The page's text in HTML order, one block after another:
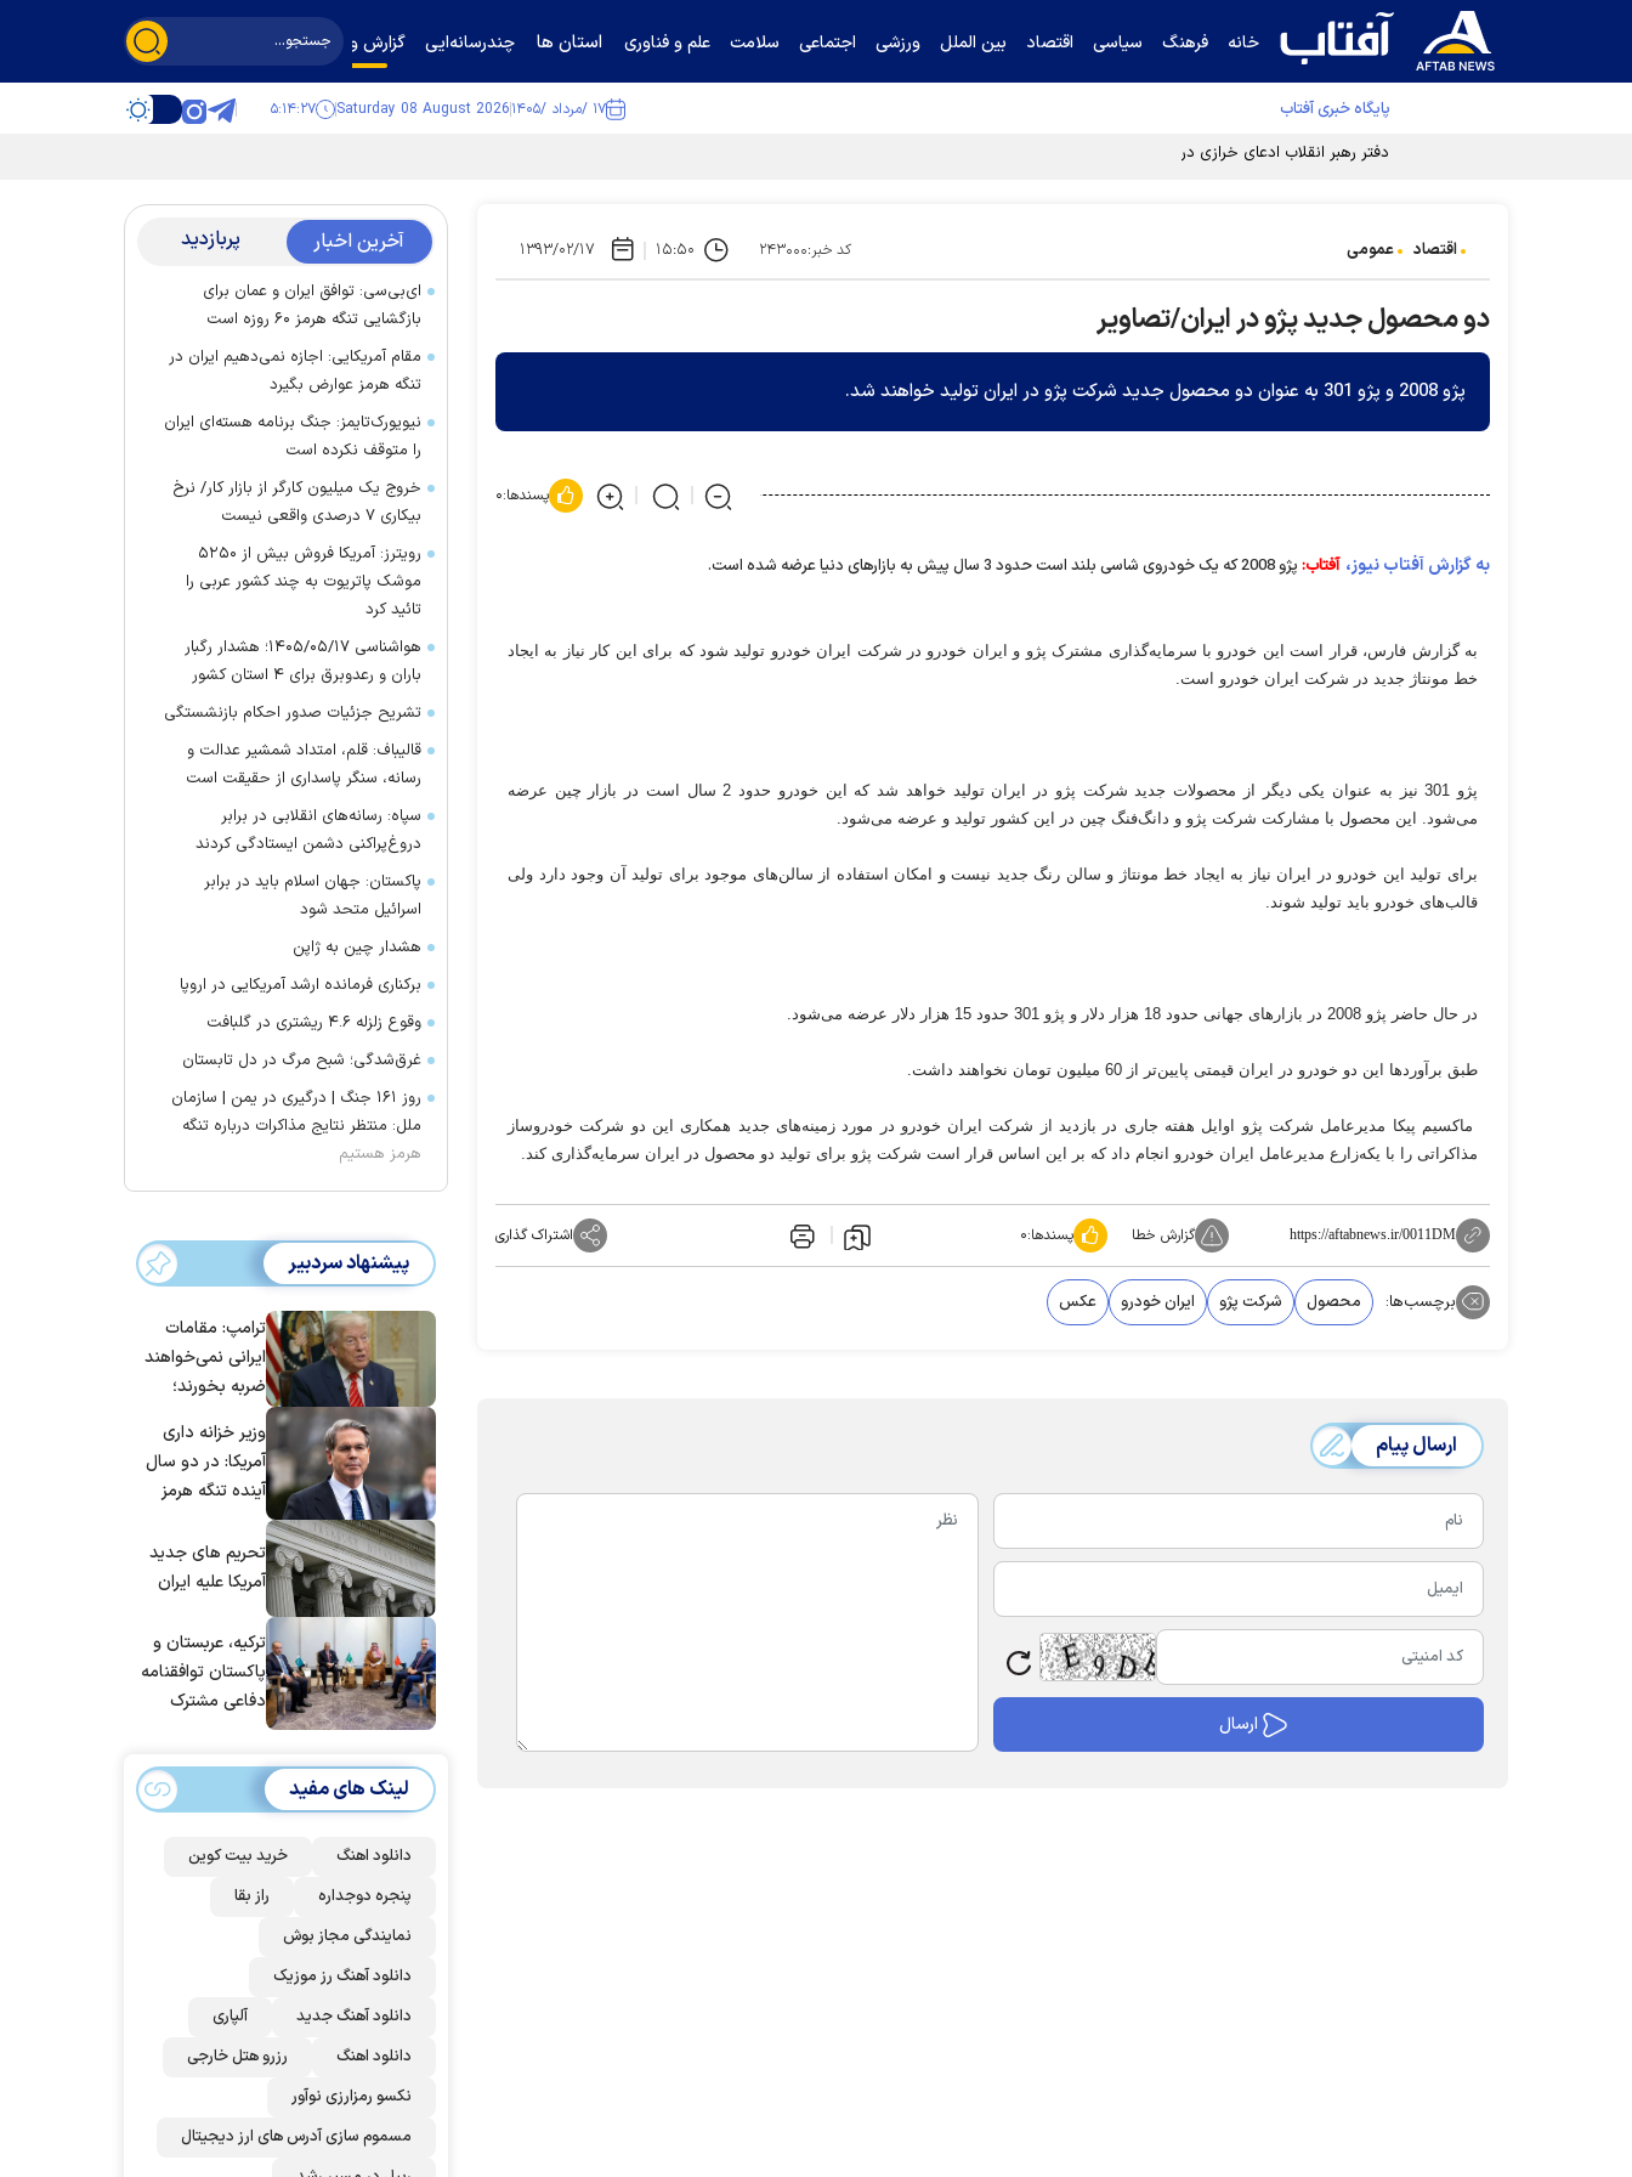
خانه فرهنگ سیاسی اقتصاد بین الملل ورزشی اجتماعی سلامت علم و فناوری استان ها چندرسانه‌ایی گزارش و گفت‌وگو
پایگاه خبری آفتاب ۱۷ /مرداد /۱۴۰۵ Saturday 08 August 2026 ۵:۱۴:۲۷
دفتر رهبر انقلاب ادعای خرازی درباره پزشکیان را تکذیب کرد
اقتصاد عمومی کد خبر:۲۴۳۰۰۰ ۱۵:۵۰ ۱۳۹۳/۰۲/۱۷
دو محصول جدید پژو در ایران/تصاویر
پژو 2008 و پژو 301 به عنوان دو محصول جدید شرکت پژو در ایران تولید خواهند شد.
پسندها:۰
به گزارش آفتاب نیوز، آفتاب: پژو 2008 که یک خودروی شاسی بلند است حدود 3 سال پیش به بازارهای دنیا عرضه شده است.
به گزارش فارس، قرار است این خودرو با سرمایه‌گذاری مشترک پژو و ایران خودرو در شرکت ایران خودرو تولید شود که برای این کار نیاز به ایجاد
خط مونتاژ جدید در شرکت ایران خودرو است.
پژو 301 نیز به عنوان یکی دیگر از محصولات جدید شرکت پژو در ایران تولید خواهد شد که این خودرو حدود 2 سال است در بازار چین عرضه
می‌شود. این محصول با مشارکت شرکت پژو و دانگ‌فنگ چین در این کشور تولید و عرضه می‌شود.
برای تولید این خودرو در ایران نیاز به ایجاد خط مونتاژ و سالن رنگ جدید نیست و امکان استفاده از سالن‌های موجود برای تولید آن وجود دارد ولی
قالب‌های خودرو باید تولید شوند.
در حال حاضر پژو 2008 در بازارهای جهانی حدود 18 هزار دلار و پژو 301 حدود 15 هزار دلار عرضه می‌شود.
طبق برآوردها این دو خودرو در ایران قیمتی پایین‌تر از 60 میلیون تومان نخواهند داشت.
ماکسیم پیکا مدیرعامل شرکت پژو اوایل هفته جاری در بازدید از شرکت ایران خودرو در مورد زمینه‌های جدید همکاری این دو شرکت خودروساز
مذاکراتی را با یکه‌زارع مدیرعامل ایران خودرو انجام داد که بر این اساس قرار است شرکت پژو برای تولید دو محصول در ایران سرمایه‌گذاری کند.
https://aftabnews.ir/0011DM گزارش خطا پسندها:۰ اشتراک گذاری
برچسب‌ها: محصول شرکت پژو ایران خودرو عکس
ارسال پیام
آخرین اخبار پربازدید
ای‌بی‌سی: توافق ایران و عمان برای
بازگشایی تنگه هرمز ۶۰ روزه است
مقام آمریکایی: اجازه نمی‌دهیم ایران در
تنگه هرمز عوارض بگیرد
نیویورک‌تایمز: جنگ برنامه هسته‌ای ایران
را متوقف نکرده است
خروج یک میلیون کارگر از بازار کار/ نرخ
بیکاری ۷ درصدی واقعی نیست
رویترز: آمریکا فروش بیش از ۵۲۵۰
موشک پاتریوت به چند کشور عربی را
تائید کرد
هواشناسی ۱۴۰۵/۰۵/۱۷؛ هشدار رگبار
باران و رعدوبرق برای ۴ استان کشور
تشریح جزئیات صدور احکام بازنشستگی
قالیباف: قلم، امتداد شمشیر عدالت و
رسانه، سنگر پاسداری از حقیقت است
سپاه: رسانه‌های انقلابی در برابر
دروغ‌پراکنی دشمن ایستادگی کردند
پاکستان: جهان اسلام باید در برابر
اسرائیل متحد شود
هشدار چین به ژاپن
برکناری فرمانده ارشد آمریکایی در اروپا
وقوع زلزله ۴.۶ ریشتری در گلبافت
غرق‌شدگی؛ شبح مرگ در دل تابستان
روز ۱۶۱ جنگ | درگیری در یمن | سازمان
ملل: منتظر نتایج مذاکرات درباره تنگه
هرمز هستیم
پیشنهاد سردبیر
ترامپ: مقامات
ایرانی نمی‌خواهند
ضربه بخورند؛
توافق برسند
وزیر خزانه داری
آمریکا: در دو سال
آینده تنگه هرمز
شد
تحریم های جدید
آمریکا علیه ایران
ترکیه، عربستان و
پاکستان توافقنامه
دفاعی مشترک
لینک های مفید
دانلود اهنگ
خرید بیت کوین
پنجره دوجداره
راز بقا
نمایندگی مجاز بوش
دانلود آهنگ رز‌ موزیک
دانلود آهنگ جدید
آلپاری
دانلود اهنگ
رزرو هتل خارجی
نکسو رمزارزی نوآور
مسموم سازی آدرس های ارز دیجیتال